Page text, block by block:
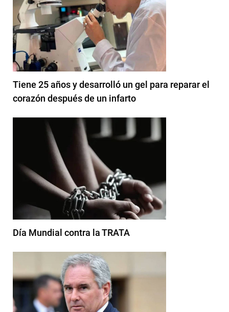
Tiene 25 años y desarrolló un gel para reparar el
corazón después de un infarto
Día Mundial contra la TRATA